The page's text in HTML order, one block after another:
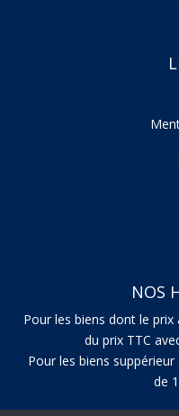
NOS
Pour les biens dont le
du prix TTC
Pour les biens
de